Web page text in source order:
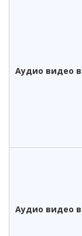
Аудио видео
Аудио видео